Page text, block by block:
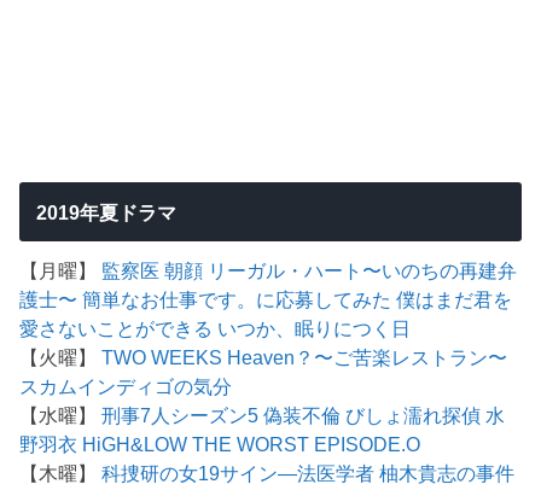
2019年夏ドラマ
【月曜】 監察医 朝顔 リーガル・ハート〜いのちの再建弁
護士〜 簡単なお仕事です。に応募してみた 僕はまだ君を
愛さないことができる いつか、眠りにつく日
【火曜】TWO WEEKS Heaven？〜ご苦楽レストラン〜
スカムインディゴの気分
【水曜】刑事7人シーズン5 偽装不倫 びしょ濡れ探偵 水
野羽衣 HiGH&LOW THE WORST EPISODE.O
【木曜】科捜研の女19サイン―法医学者 柚木貴志の事件